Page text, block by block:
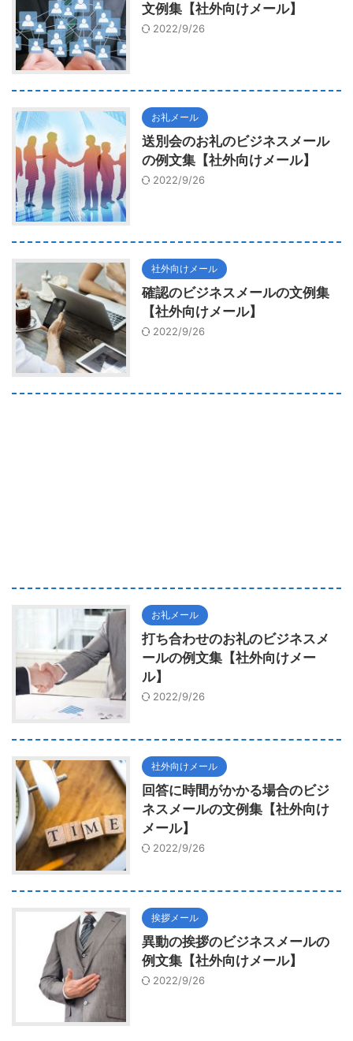
文例集【社外向けメール】
2022/9/26
お礼メール
送別会のお礼のビジネスメール
の例文集【社外向けメール】
2022/9/26
社外向けメール
確認のビジネスメールの文例集
【社外向けメール】
2022/9/26
お礼メール
打ち合わせのお礼のビジネスメ
ールの例文集【社外向けメー
ル】
2022/9/26
社外向けメール
回答に時間がかかる場合のビジ
ネスメールの文例集【社外向け
メール】
2022/9/26
挨拶メール
異動の挨拶のビジネスメールの
例文集【社外向けメール】
2022/9/26